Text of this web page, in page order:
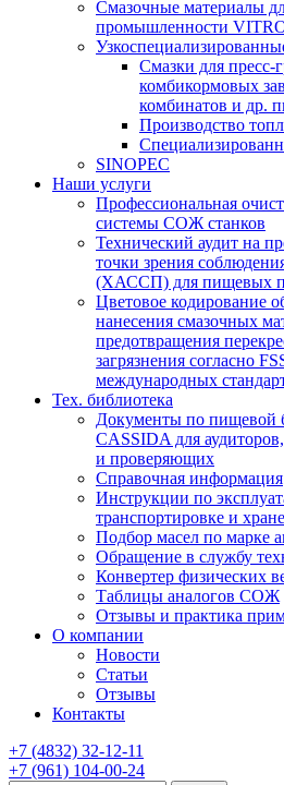
Смазочные материалы
промышленности
Смазки для пресс-
комбикормовых
комбинатов и др.
Производство
SINOPEC
Наши услуги
Профессиональная
системы СОЖ станков
Технический аудит на
точки зрения
(ХАССП) для пищевых
Цветовое кодирование
нанесения смазочных
предотвращения
загрязнения согласно
международных
Тех. библиотека
Документы по пищевой
CASSIDA для аудиторов,
и проверяющих
Справочная информация
Инструкции по
транспортировке и
Подбор масел по марке
Обращение в службу
Конвертер физических
Таблицы аналогов СОЖ
Отзывы и практика
О компании
Новости
Статьи
Отзывы
Контакты
+7 (4832) 32-12-11
+7 (961) 104-00-24